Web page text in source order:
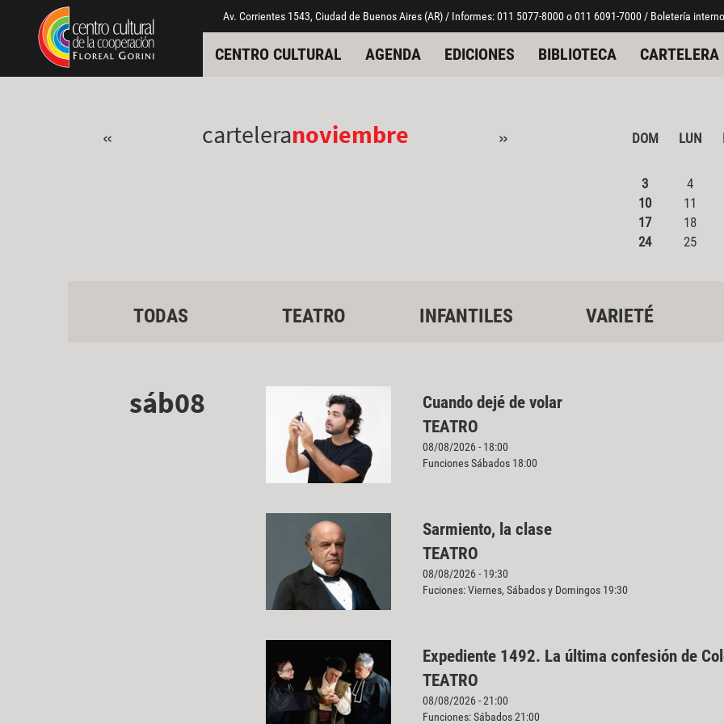
Pasar al contenido principal
Jump to main content Av. Corrientes 1543, Ciudad de Buenos Aires (AR) / Informes: 011 5077-8000 o 011 6091-7000 / Boletería
CENTRO CULTURAL AGENDA EDICIONES BIBLIOTECA CARTELERA
« carteleranoviembre » DOM LUN
3
4
10
11
17
18
24
25
TODAS TEATRO INFANTILES VARIETÉ
sáb08
Cuando dejé de volar
TEATRO
08/08/2026 - 18:00
Funciones Sábados 18:00
Sarmiento, la clase
TEATRO
08/08/2026 - 19:30
Fuciones: Viernes, Sábados y Domingos 19:30
Expediente 1492. La última confesión de
TEATRO
08/08/2026 - 21:00
Funciones: Sábados 21:00